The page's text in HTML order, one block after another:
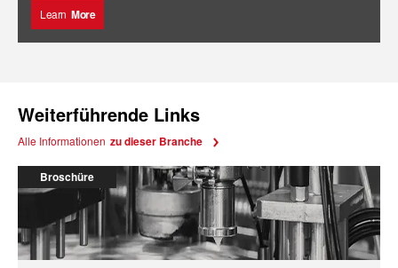
Learn More
Weiterführende Links
Alle Informationen zu dieser Branche
Broschüre